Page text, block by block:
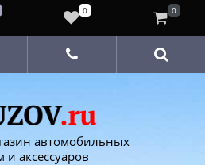
автомобильных
и аксессуаров
0 0